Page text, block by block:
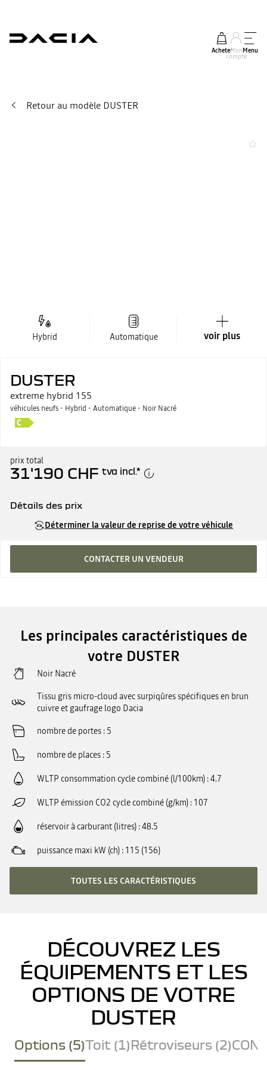
AcheterMon
compte
Menu
Retour au modèle DUSTER
Hybrid Automatique voir plus
DUSTER
extreme hybrid 155
véhicules neufs - Hybrid - Automatique - Noir Nacré
prix total
31'190 CHF tva incl.*
Détails des prix
Déterminer la valeur de reprise de votre véhicule
CONTACTER UN VENDEUR
Les principales caractéristiques de
votre DUSTER
Noir Nacré
Tissu gris micro-cloud avec surpiqûres spécifiques en brun
cuivre et gaufrage logo Dacia
nombre de portes 5
nombre de places 5
WLTP consommation cycle combiné (l/100km) 4.7
WLTP émission CO2 cycle combiné (g/km) 107
réservoir à carburant (litres) 48.5
puissance maxi kW (ch) 115 (156)
TOUTES LES CARACTÉRISTIQUES
DÉCOUVREZ LES
ÉQUIPEMENTS ET LES
OPTIONS DE VOTRE
DUSTER
Options (5)Toit (1)Rétroviseurs (2)